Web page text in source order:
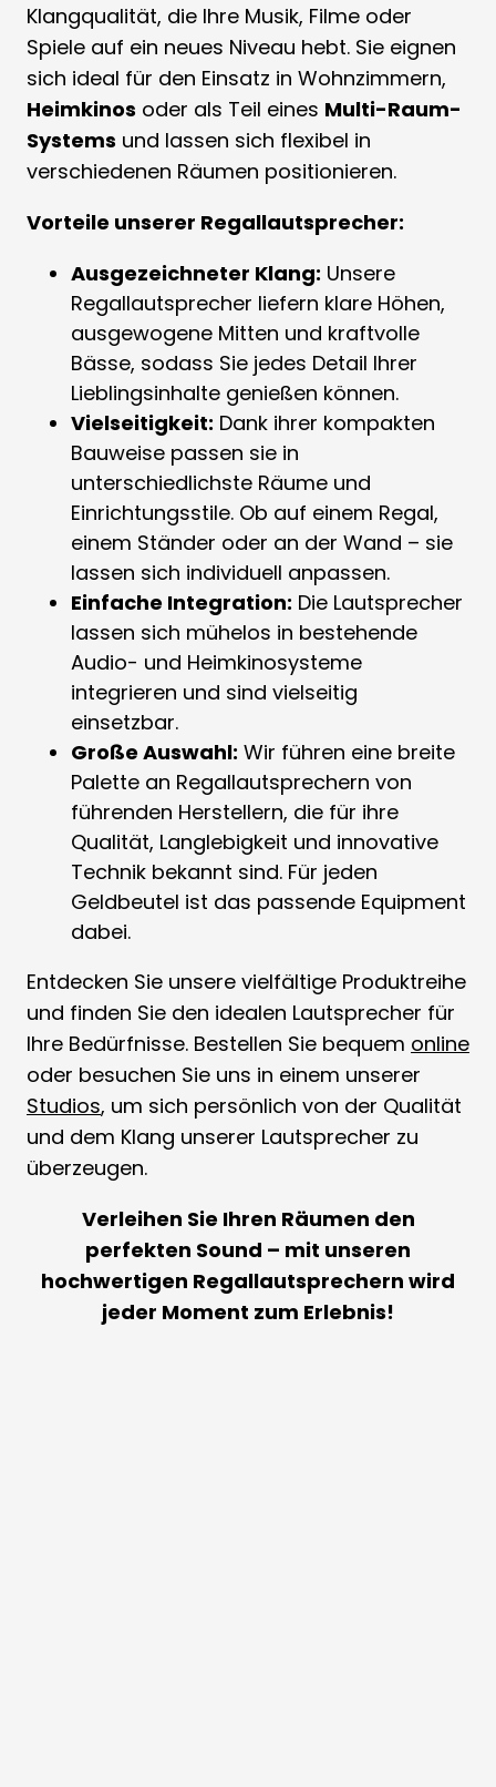
Klangqualität, die Ihre Musik, Filme oder
Spiele auf ein neues Niveau hebt. Sie eignen
sich ideal für den Einsatz in Wohnzimmern,
Heimkinos oder als Teil eines Multi-Raum-
Systems und lassen sich flexibel in
verschiedenen Räumen positionieren.
Vorteile unserer Regallautsprecher:
Ausgezeichneter Klang: Unsere
Regallautsprecher liefern klare Höhen,
ausgewogene Mitten und kraftvolle
Bässe, sodass Sie jedes Detail Ihrer
Lieblingsinhalte genießen können.
Vielseitigkeit: Dank ihrer kompakten
Bauweise passen sie in
unterschiedlichste Räume und
Einrichtungsstile. Ob auf einem Regal,
einem Ständer oder an der Wand – sie
lassen sich individuell anpassen.
Einfache Integration: Die Lautsprecher
lassen sich mühelos in bestehende
Audio- und Heimkinosysteme
integrieren und sind vielseitig
einsetzbar.
Große Auswahl: Wir führen eine breite
Palette an Regallautsprechern von
führenden Herstellern, die für ihre
Qualität, Langlebigkeit und innovative
Technik bekannt sind. Für jeden
Geldbeutel ist das passende Equipment
dabei.
Entdecken Sie unsere vielfältige Produktreihe
und finden Sie den idealen Lautsprecher für
Ihre Bedürfnisse. Bestellen Sie bequem online
oder besuchen Sie uns in einem unserer
Studios, um sich persönlich von der Qualität
und dem Klang unserer Lautsprecher zu
überzeugen.
Verleihen Sie Ihren Räumen den
perfekten Sound – mit unseren
hochwertigen Regallautsprechern wird
jeder Moment zum Erlebnis!